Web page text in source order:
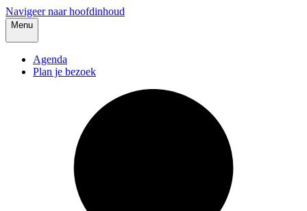
Navigeer naar hoofdinhoud
Menu
Agenda
Plan je bezoek